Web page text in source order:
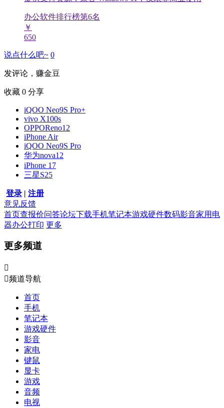
办公软件排行榜第6名
￥
650
说点什么吧~ 0
发评论，赚金豆
收藏 0 分享
iQOO Neo9S Pro+
vivo X100s
OPPOReno12
iPhone Air
iQOO Neo9S Pro
华为nova12
iPhone 17
三星S25
登录 | 注册
意见反馈
首页查报价问答论坛下载手机笔记本游戏硬件数码影音家用电
器办公打印 更多
更多频道

频道导航
首页
手机
笔记本
游戏硬件
影音
家电
键鼠
显卡
游戏
音频
电视